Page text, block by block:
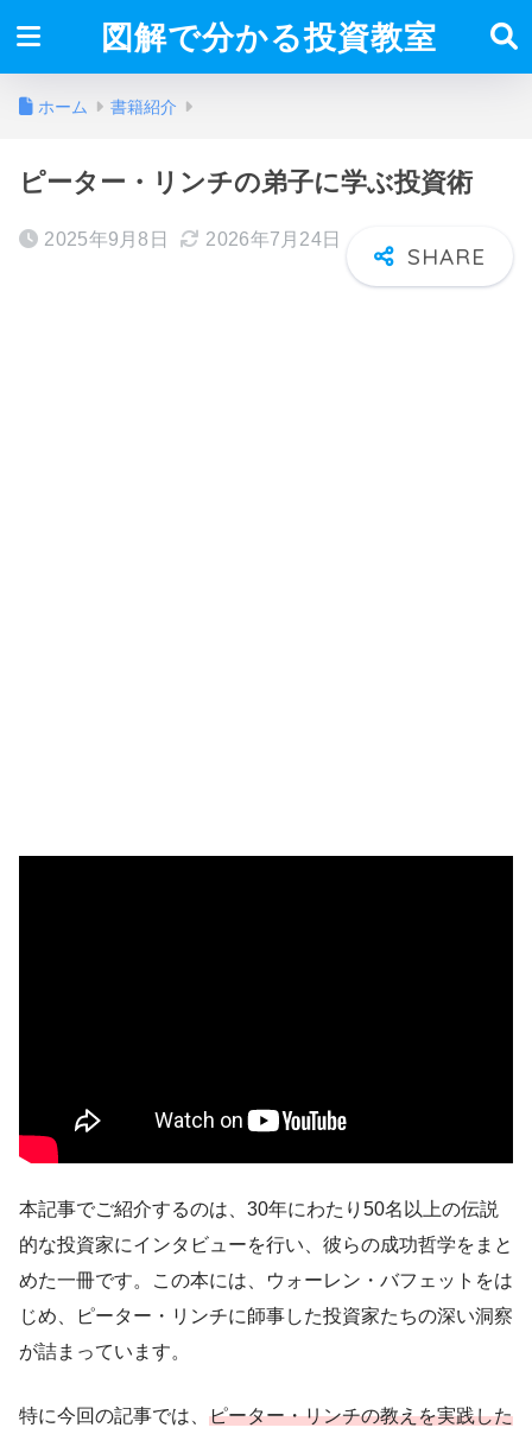
図解で分かる投資教室
ホーム 書籍紹介
ピーター・リンチの弟子に学ぶ投資術
2025年9月8日 2026年7月24日
本記事でご紹介するのは、30年にわたり50名以上の伝説
的な投資家にインタビューを行い、彼らの成功哲学をまと
めた一冊です。この本には、ウォーレン・バフェットをは
じめ、ピーター・リンチに師事した投資家たちの深い洞察
が詰まっています。
特に今回の記事では、 ピーター・リンチの教えを実践した